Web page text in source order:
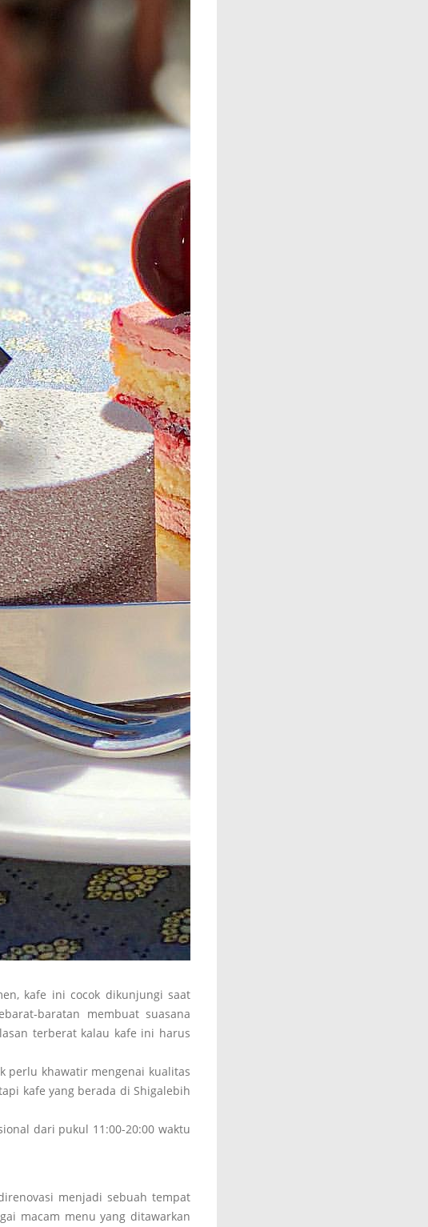
kafe ini cocok dikunjungi saat
baratan membuat suasana
terberat kalau kafe ini harus
perlu khawatir mengenai kualitas
kafe yang berada di Shigalebih
dari pukul 11:00-20:00 waktu
menjadi sebuah tempat
macam menu yang ditawarkan